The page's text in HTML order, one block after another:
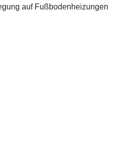
auf Fußbodenheizungen